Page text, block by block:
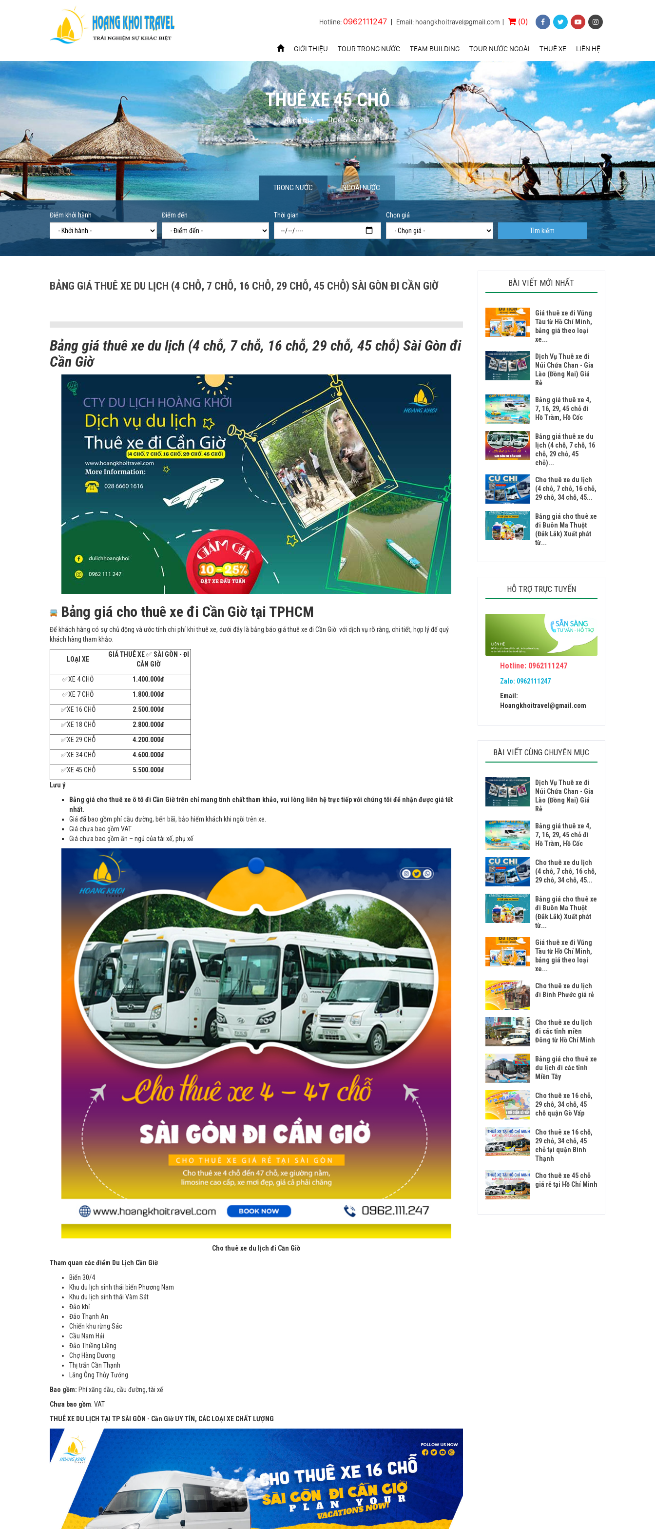
Hotline:0962111247 Email: hoangkhoitravel@gmail.com (0)
GIỚI THIỆU TOUR TRONG NƯỚC TEAM BUILDING TOUR NƯỚC NGOÀI THUÊ XE LIÊN HỆ
THUÊ XE 45 CHỖ
Trang chủ Thuê xe 45 chỗ
TRONG NƯỚC NGOÀI NƯỚC
Điểm khởi hành Điểm đến Thời gian
Chọn giá
Tìm kiếm
BẢNG GIÁ THUÊ XE DU LỊCH (4 CHỖ, 7 CHỖ, 16 CHỖ, 29 CHỖ, 45 CHỖ) SÀI GÒN ĐI CẦN GIỜ
Bảng giá thuê xe du lịch (4 chỗ, 7 chỗ, 16 chỗ, 29 chỗ, 45 chỗ) Sài Gòn đi
Cần Giờ
Bảng giá cho thuê xe đi Cần Giờ tại TPHCM
Để khách hàng có sự chủ động và ước tính chi phí khi thuê xe, dưới đây là bảng báo giá thuê xe đi Cần Giờ với dịch vụ rõ ràng, chi tiết, hợp lý để quý
khách hàng tham khảo:
LOẠI XE
GIÁ THUÊ XE✅ SÀI GÒN - ĐI
CÂN GIỜ
✅XE 4 CHỖ
1.400.000đ
✅XE 7 CHỖ 1.800.000đ
✅XE 16 CHỖ 2.500.000đ
✅XE 18 CHỖ 2.800.000đ
✅XE 29 CHỖ
4.200.000đ
✅XE 34 CHỖ 4.600.000đ
✅XE 45 CHỖ
5.500.000đ
Lưu ý
Bảng giá cho thuê xe ô tô đi Cần Giờ trên chỉ mang tính chất tham khảo, vui lòng liên hệ trực tiếp với chúng tôi để nhận được giá tốt
nhất.
Giá đã bao gồm phí cầu đường, bến bãi, bảo hiểm khách khi ngồi trên xe.
Giá chưa bao gồm VAT
Giá chưa bao gồm ăn – ngủ của tài xế, phụ xế
Cho thuê xe du lịch đi Cần Giờ
Tham quan các điểm Du Lịch Cần Giờ
Biển 30/4
Khu du lịch sinh thái biển Phương Nam
Khu du lịch sinh thái Vàm Sát
Đảo khỉ
Đảo Thạnh An
Chiến khu rừng Sác
Cầu Nam Hải
Đảo Thiềng Liềng
Chợ Hàng Dương
Thị trấn Cần Thạnh
Lăng Ông Thủy Tướng
Bao gồm: Phí xăng dầu, cầu đường, tài xế
Chưa bao gồm: VAT
THUÊ XE DU LỊCH TẠI TP SÀI GÒN - Cần Giờ UY TÍN, CÁC LOẠI XE CHẤT LƯỢNG
BÀI VIẾT MỚI NHẤT
Giá thuê xe đi Vũng
Tàu từ Hồ Chí Minh,
bảng giá theo loại
xe...
Dịch Vụ Thuê xe đi
Núi Chứa Chan - Gia
Lào (Đồng Nai) Giá
Rẻ
Bảng giá thuê xe 4,
7, 16, 29, 45 chỗ đi
Hồ Tràm, Hồ Cốc
Bảng giá thuê xe du
lịch (4 chỗ, 7 chỗ, 16
chỗ, 29 chỗ, 45
chỗ)...
Cho thuê xe du lịch
(4 chỗ, 7 chỗ, 16 chỗ,
29 chỗ, 34 chỗ, 45...
Bảng giá cho thuê xe
đi Buôn Ma Thuột
(Đắk Lắk) Xuất phát
từ...
HỖ TRỢ TRỰC TUYẾN
Hotline: 0962111247
Zalo: 0962111247
Email:
Hoangkhoitravel@gmail.com
BÀI VIẾT CÙNG CHUYÊN MỤC
Dịch Vụ Thuê xe đi
Núi Chứa Chan - Gia
Lào (Đồng Nai) Giá
Rẻ
Bảng giá thuê xe 4,
7, 16, 29, 45 chỗ đi
Hồ Tràm, Hồ Cốc
Cho thuê xe du lịch
(4 chỗ, 7 chỗ, 16 chỗ,
29 chỗ, 34 chỗ, 45...
Bảng giá cho thuê xe
đi Buôn Ma Thuột
(Đắk Lắk) Xuất phát
từ...
Giá thuê xe đi Vũng
Tàu từ Hồ Chí Minh,
bảng giá theo loại
xe...
Cho thuê xe du lịch
đi Binh Phước giá rẻ
Cho thuê xe du lịch
đi các tỉnh miền
Đông từ Hồ Chí Minh
Bảng giá cho thuê xe
du lịch đi các tỉnh
Miền Tây
Cho thuê xe 16 chỗ,
29 chỗ, 34 chỗ, 45
chỗ quận Gò Vấp
Cho thuê xe 16 chỗ,
29 chỗ, 34 chỗ, 45
chỗ tại quận Bình
Thạnh
Cho thuê xe 45 chỗ
giá rẻ tại Hồ Chí Minh